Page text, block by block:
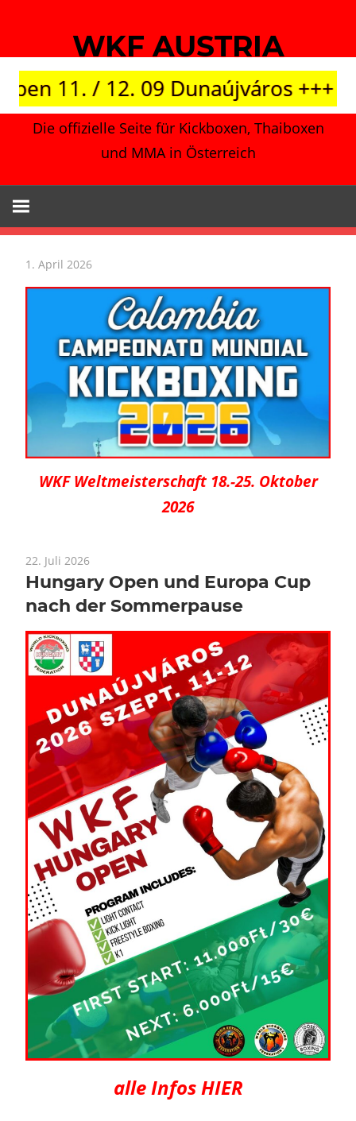
springen
WKF AUSTRIA
/ 12. 09 Dunaújváros +++ Japan
Die offizielle Seite für Kickboxen, Thaiboxen
und MMA in Österreich
1. April 2026
WKF Weltmeisterschaft 18.-25. Oktober
2026
22. Juli 2026
Hungary Open und Europa Cup
nach der Sommerpause
alle Infos HIER